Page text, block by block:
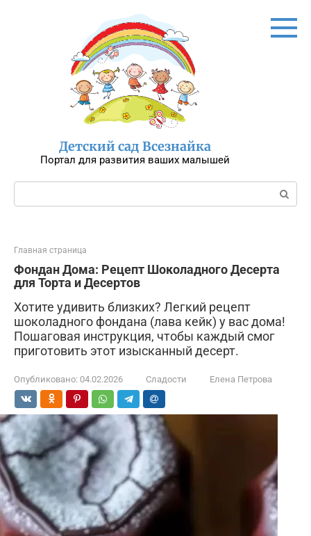
Детский сад Всезнайка
Портал для развития ваших малышей
Поиск:
Главная страница
Фондан Дома: Рецепт Шоколадного Десерта
для Торта и Десертов
Хотите удивить близких? Легкий рецепт
шоколадного фондана (лава кейк) у вас дома!
Пошаговая инструкция, чтобы каждый смог
приготовить этот изысканный десерт.
Опубликовано: 04.02.2026 Сладости Елена Петрова